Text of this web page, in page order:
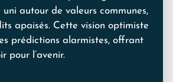
autour de valeurs communes,
apaisés. Cette vision optimiste
prédictions alarmistes, offrant
pour l’avenir.